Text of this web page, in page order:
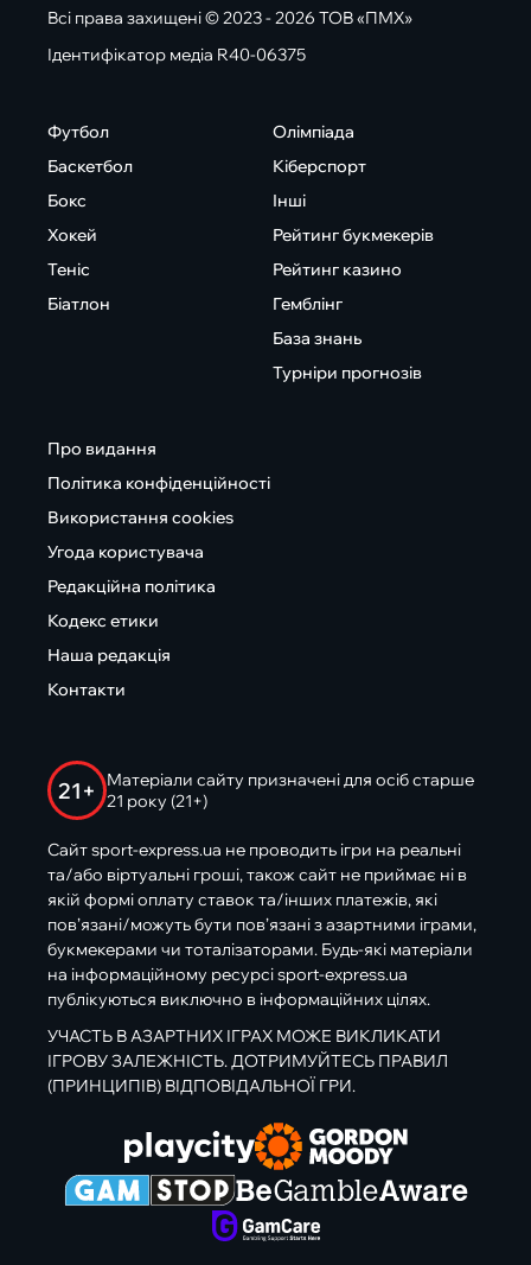
Всі права захищені © 2023 - 2026 ТОВ «ПМХ»
Ідентифікатор медіа R40-06375
Футбол
Баскетбол
Бокс
Хокей
Теніс
Біатлон
Олімпіада
Кіберспорт
Інші
Рейтинг букмекерів
Рейтинг казино
Гемблінг
База знань
Турніри прогнозів
Про видання
Політика конфіденційності
Використання cookies
Угода користувача
Редакційна політика
Кодекс етики
Наша редакція
Контакти
21+
Матеріали сайту призначені для осіб старше
21 року (21+)
Сайт sport-express.ua не проводить ігри на реальні
та/або віртуальні гроші, також сайт не приймає ні в
якій формі оплату ставок та/інших платежів, які
пов’язані/можуть бути пов’язані з азартними іграми,
букмекерами чи тоталізаторами. Будь-які матеріали
на інформаційному ресурсі sport-express.ua
публікуються виключно в інформаційних цілях.
УЧАСТЬ В АЗАРТНИХ ІГРАХ МОЖЕ ВИКЛИКАТИ
ІГРОВУ ЗАЛЕЖНІСТЬ. ДОТРИМУЙТЕСЬ ПРАВИЛ
(ПРИНЦИПІВ) ВІДПОВІДАЛЬНОЇ ГРИ.